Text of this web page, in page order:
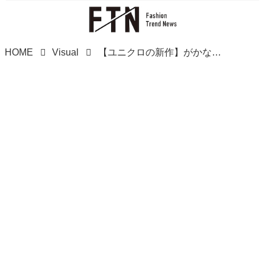
HOME Visual 【ユニクロの新作】がかなりオシャレ！ マニアもお気に入り♡「優秀パンツ」